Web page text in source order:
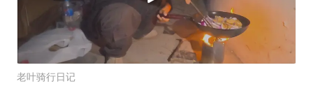
老叶骑行日记